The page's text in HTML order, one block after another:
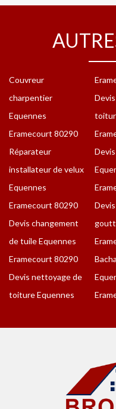
Couvreur
charpentier
Equennes
Eramecourt 80290
Réparateur
installateur de velux
Equennes
Eramecourt 80290
Devis changement
de tuile Equennes
Eramecourt 80290
Devis nettoyage de
toiture Equennes